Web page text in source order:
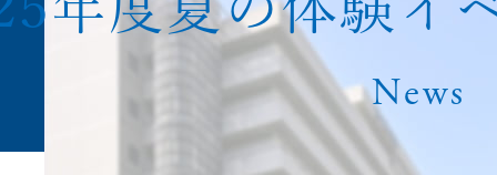
ナース専科就
News